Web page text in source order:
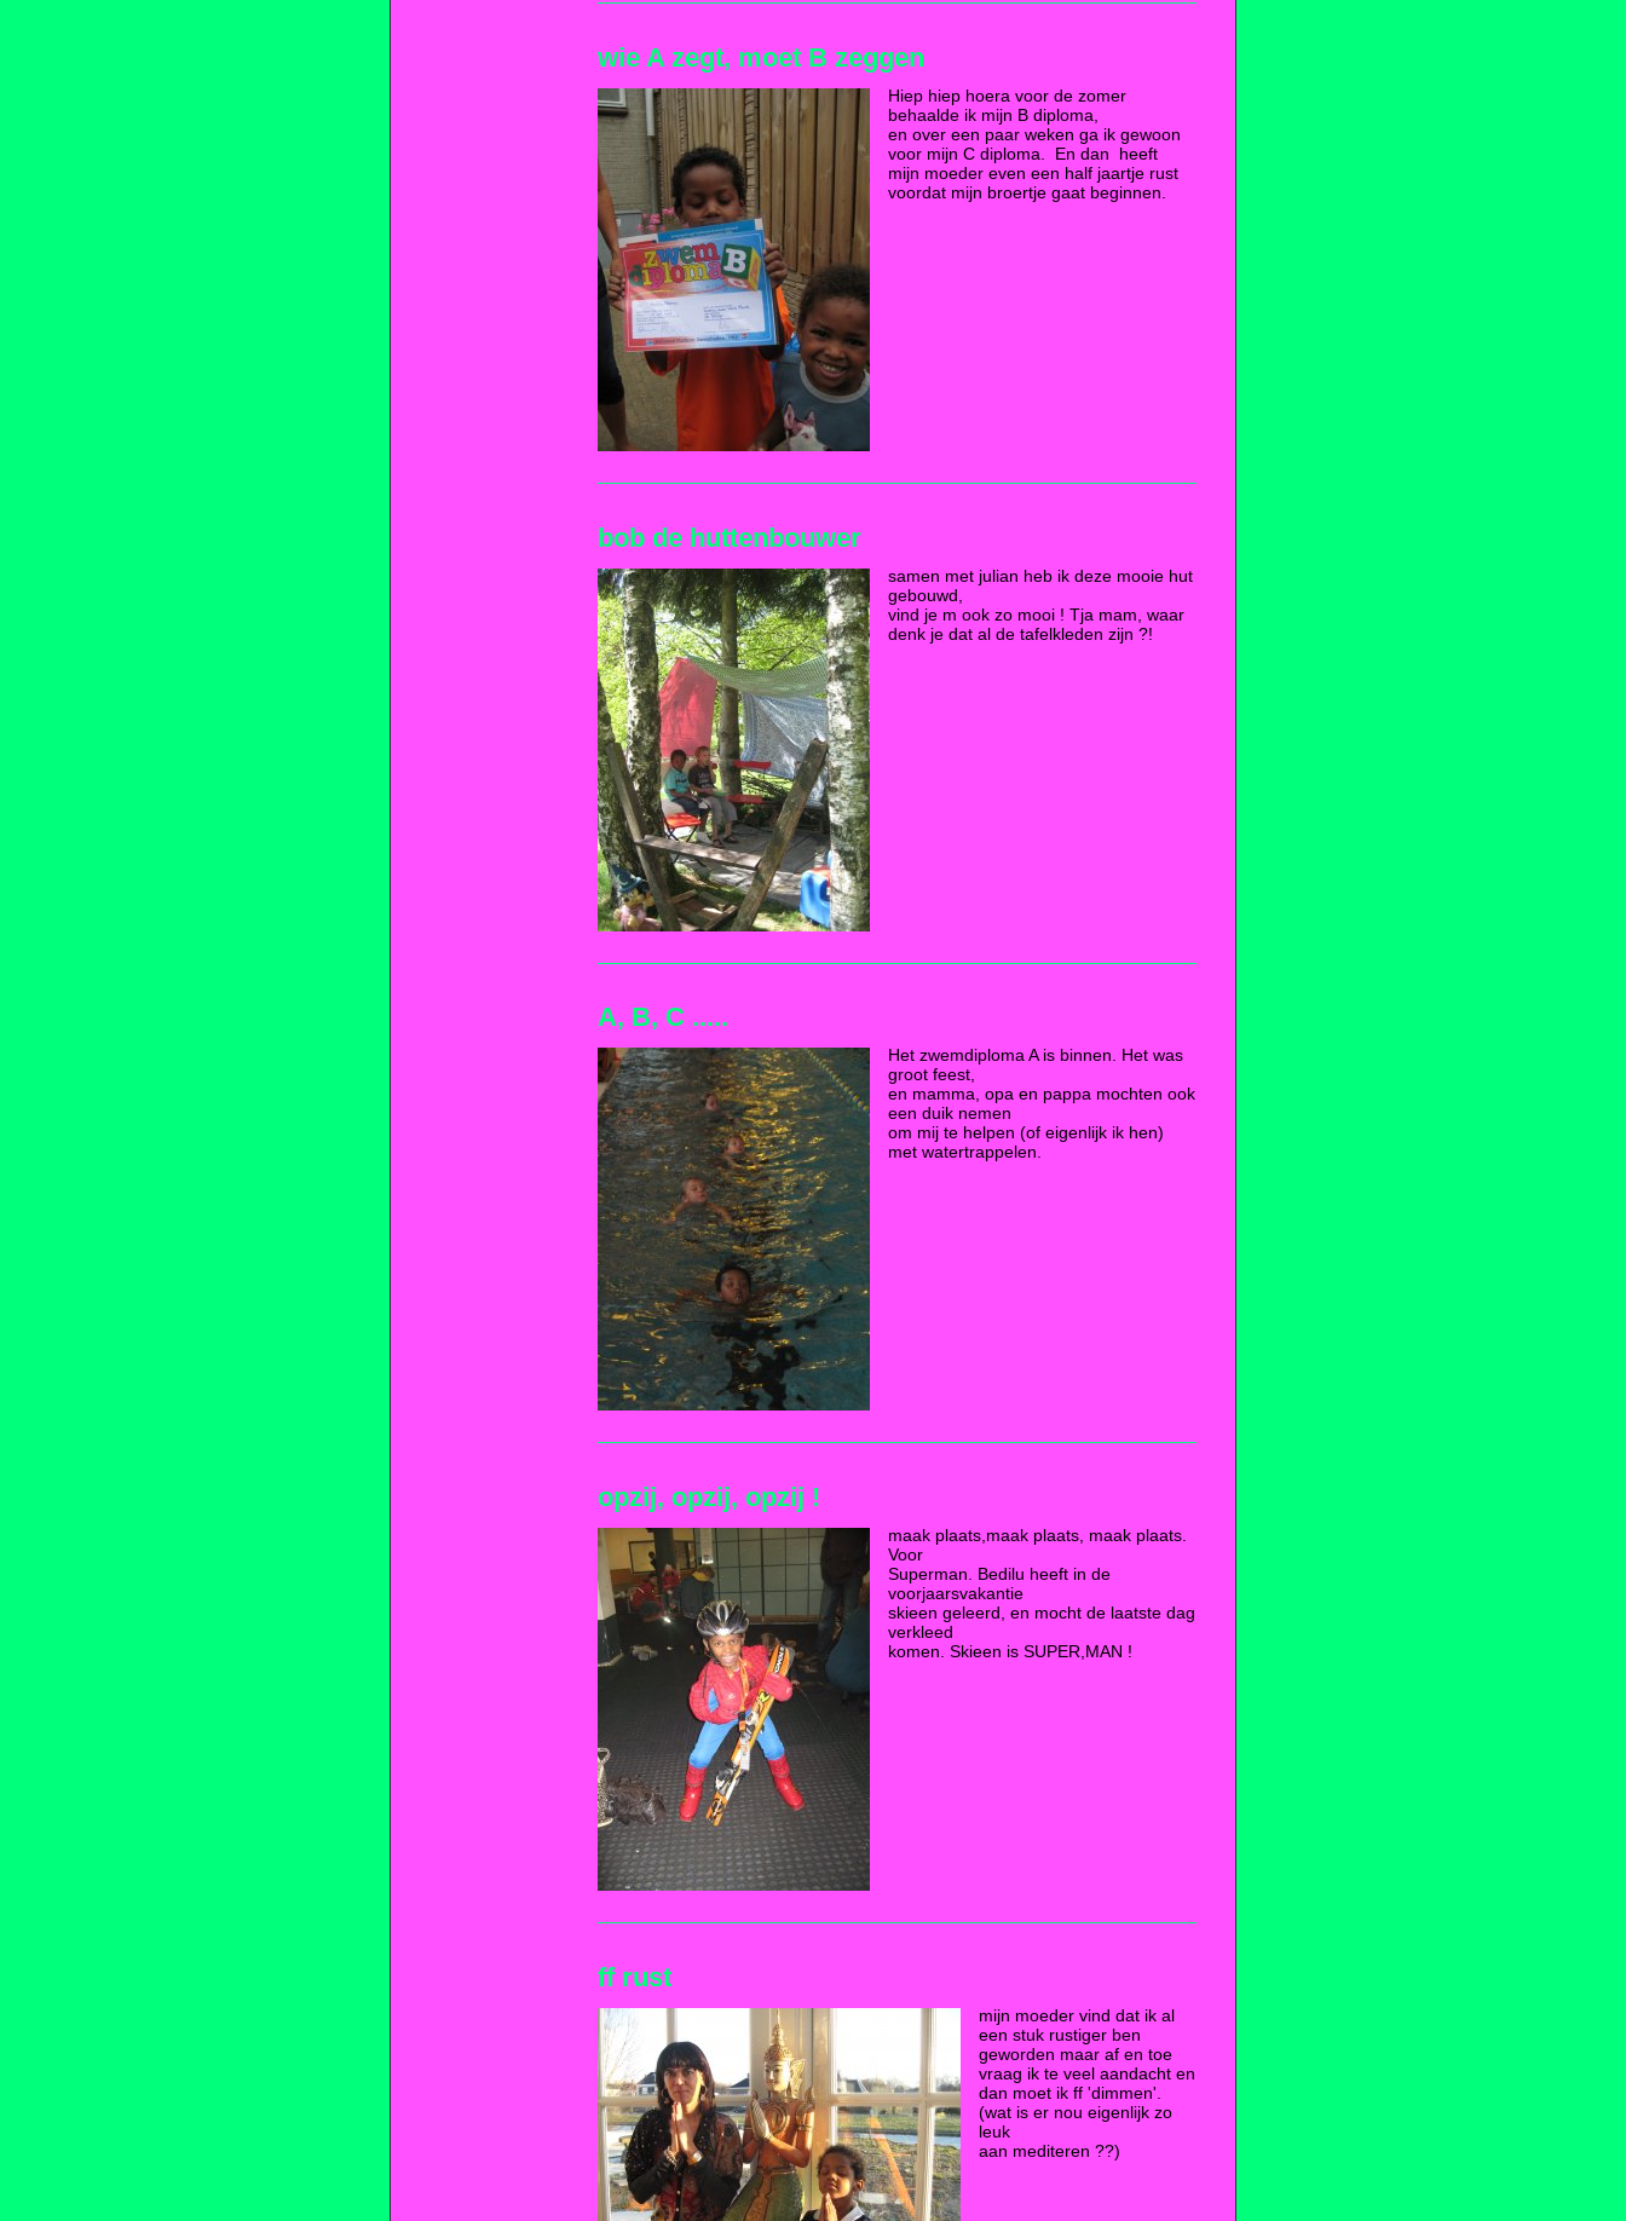
wie A zegt, moet B zeggen
Hiep hiep hoera voor de zomer
behaalde ik mijn B diploma,
en over een paar weken ga ik gewoon
voor mijn C diploma. En dan heeft
mijn moeder even een half jaartje rust
voordat mijn broertje gaat beginnen.
bob de huttenbouwer
samen met julian heb ik deze mooie hut
gebouwd,
vind je m ook zo mooi ! Tja mam, waar
denk je dat al de tafelkleden zijn ?!
A, B, C .....
Het zwemdiploma A is binnen. Het was
groot feest,
en mamma, opa en pappa mochten ook
een duik nemen
om mij te helpen (of eigenlijk ik hen)
met watertrappelen.
opzij, opzij, opzij !
maak plaats,maak plaats, maak plaats.
Voor
Superman. Bedilu heeft in de
voorjaarsvakantie
skieen geleerd, en mocht de laatste dag
verkleed
komen. Skieen is SUPER,MAN !
ff rust
mijn moeder vind dat ik al
een stuk rustiger ben
geworden maar af en toe
vraag ik te veel aandacht en
dan moet ik ff 'dimmen'.
(wat is er nou eigenlijk zo
leuk
aan mediteren ??)